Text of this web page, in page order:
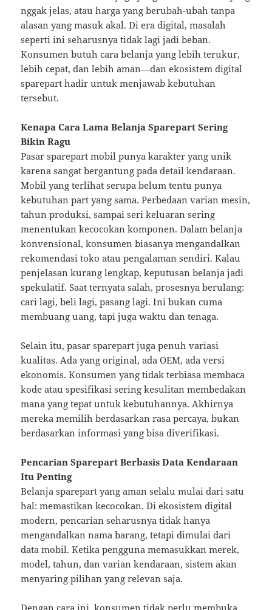
nggak jelas, atau harga yang berubah-ubah tanpa
alasan yang masuk akal. Di era digital, masalah
seperti ini seharusnya tidak lagi jadi beban.
Konsumen butuh cara belanja yang lebih terukur,
lebih cepat, dan lebih aman—dan ekosistem digital
sparepart hadir untuk menjawab kebutuhan
tersebut.
Kenapa Cara Lama Belanja Sparepart Sering
Bikin Ragu
Pasar sparepart mobil punya karakter yang unik
karena sangat bergantung pada detail kendaraan.
Mobil yang terlihat serupa belum tentu punya
kebutuhan part yang sama. Perbedaan varian mesin,
tahun produksi, sampai seri keluaran sering
menentukan kecocokan komponen. Dalam belanja
konvensional, konsumen biasanya mengandalkan
rekomendasi toko atau pengalaman sendiri. Kalau
penjelasan kurang lengkap, keputusan belanja jadi
spekulatif. Saat ternyata salah, prosesnya berulang:
cari lagi, beli lagi, pasang lagi. Ini bukan cuma
membuang uang, tapi juga waktu dan tenaga.
Selain itu, pasar sparepart juga penuh variasi
kualitas. Ada yang original, ada OEM, ada versi
ekonomis. Konsumen yang tidak terbiasa membaca
kode atau spesifikasi sering kesulitan membedakan
mana yang tepat untuk kebutuhannya. Akhirnya
mereka memilih berdasarkan rasa percaya, bukan
berdasarkan informasi yang bisa diverifikasi.
Pencarian Sparepart Berbasis Data Kendaraan
Itu Penting
Belanja sparepart yang aman selalu mulai dari satu
hal: memastikan kecocokan. Di ekosistem digital
modern, pencarian seharusnya tidak hanya
mengandalkan nama barang, tetapi dimulai dari
data mobil. Ketika pengguna memasukkan merek,
model, tahun, dan varian kendaraan, sistem akan
menyaring pilihan yang relevan saja.